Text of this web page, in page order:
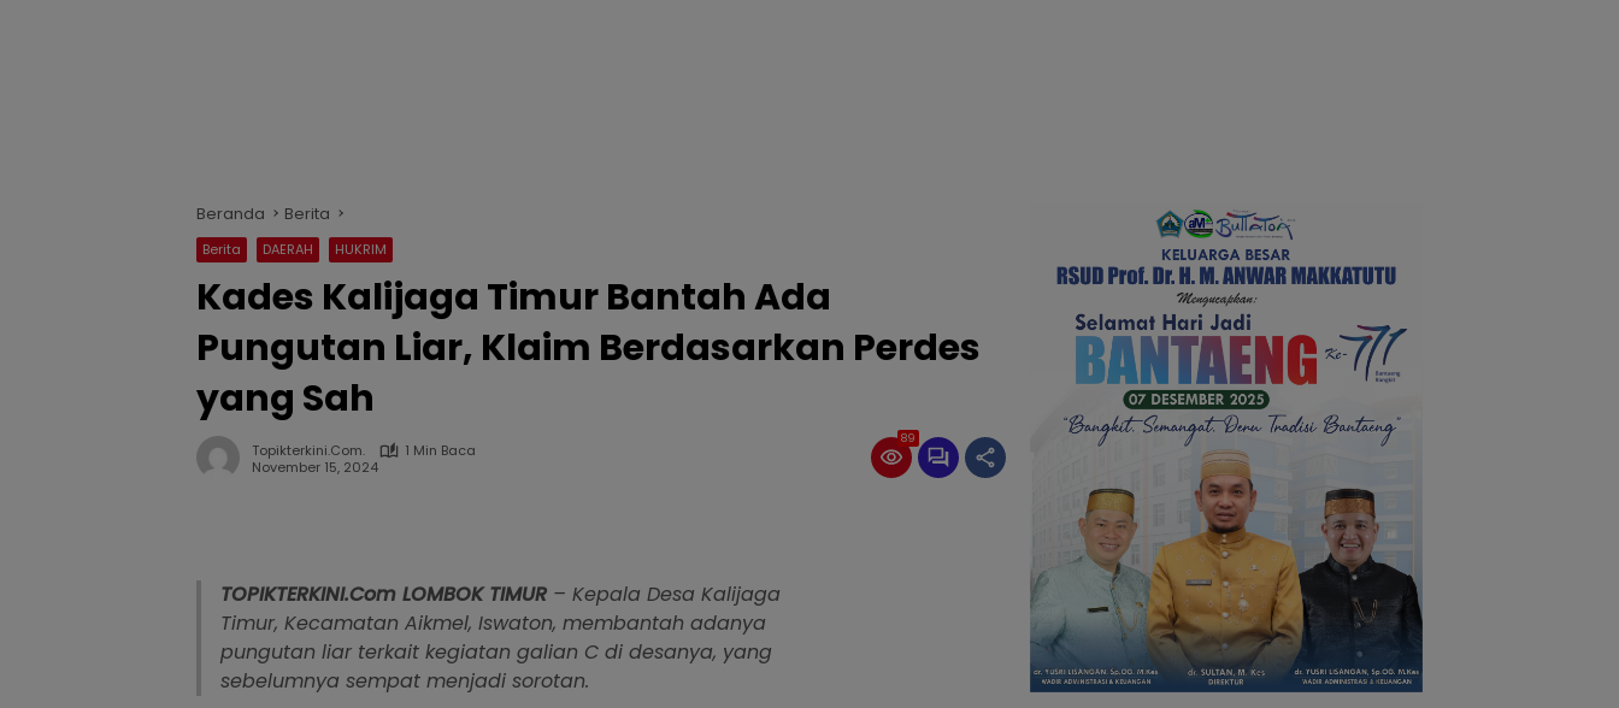
Beranda Berita
Berita DAERAH HUKRIM
Kades Kalijaga Timur Bantah Ada
Pungutan Liar, Klaim Berdasarkan Perdes
yang Sah
Topikterkini.com.
1 Min Baca
November 15, 2024
89
TOPIKTERKINI.Com LOMBOK TIMUR – Kepala Desa Kalijaga
Timur, Kecamatan Aikmel, Iswaton, membantah adanya
pungutan liar terkait kegiatan galian C di desanya, yang
sebelumnya sempat menjadi sorotan.